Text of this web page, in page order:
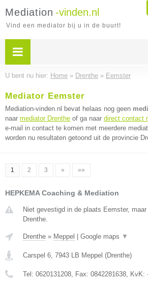
Mediation -vinden.nl
Vind een mediator bij u in de buurt!
U bent nu hier: Home » Drenthe » Eemster
Mediator Eemster
Mediation-vinden.nl bevat helaas nog geen
naar mediator Drenthe of ga naar direct contact
e-mail in contact te komen met meerdere
worden nu resultaten getoond uit de provincie
1 2 3 » »»
HEPKEMA Coaching & Mediation
Niet gevestigd in de plaats Eemster,
Drenthe.
Drenthe » Meppel Google maps ▼
Carspel 6, 7943 LB Meppel (Drenthe)
Tel: 0620131208, Fax: 0842281638, KvK: